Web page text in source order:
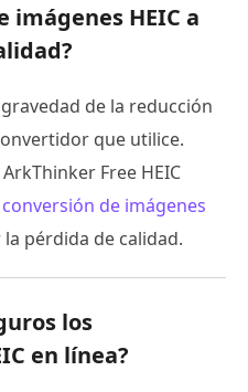
imágenes HEIC a
de la reducción
que utilice.
Free HEIC
conversión de imágenes
pérdida de calidad.
los
en línea?